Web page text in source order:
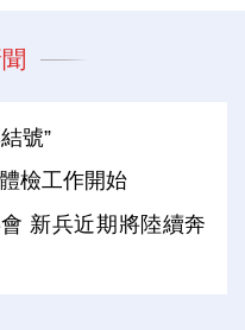
號”
檢工作開始
新兵近期將陸續奔